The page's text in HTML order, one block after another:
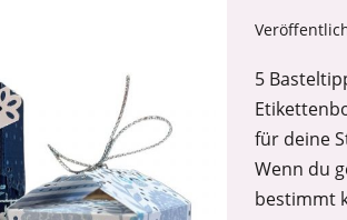
5
für deine
Wenn du
bestimmt